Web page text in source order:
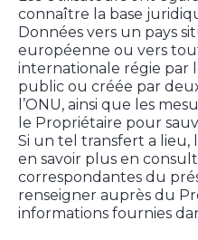
connaître la base
Données vers un pays
européenne ou vers
internationale régie par
public ou créée par
l’ONU, ainsi que les
le Propriétaire pour
Si un tel transfert a lieu,
en savoir plus en
correspondantes du
renseigner auprès du
informations fournies